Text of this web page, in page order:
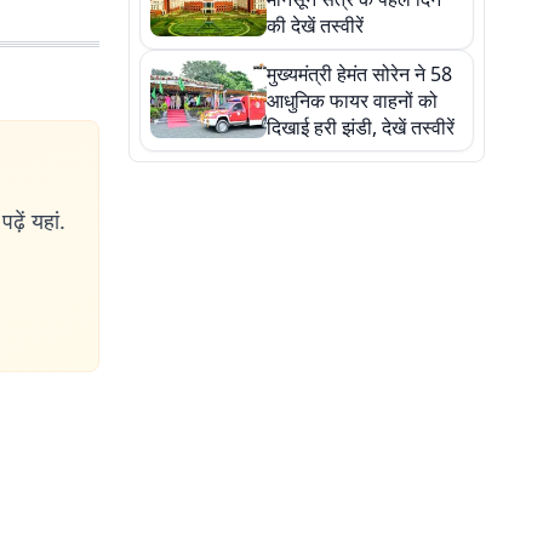
हैं, तभी
पर बिल्कुल
आर्टिकल्स
यहां.
की देखें तस्वीरें
मुख्यमंत्री हेमंत सोरेन ने 58
आधुनिक फायर वाहनों को
दिखाई हरी झंडी, देखें तस्वीरें